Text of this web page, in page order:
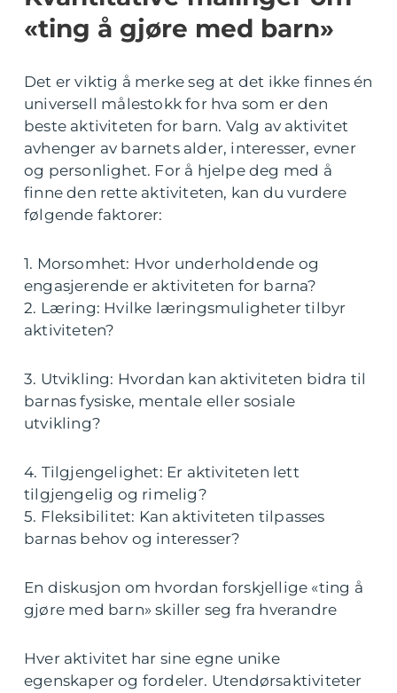
«ting å gjøre med barn»
Det er viktig å merke seg at det ikke finnes én
universell målestokk for hva som er den
beste aktiviteten for barn. Valg av aktivitet
avhenger av barnets alder, interesser, evner
og personlighet. For å hjelpe deg med å
finne den rette aktiviteten, kan du vurdere
følgende faktorer:
1. Morsomhet: Hvor underholdende og
engasjerende er aktiviteten for barna?
2. Læring: Hvilke læringsmuligheter tilbyr
aktiviteten?
3. Utvikling: Hvordan kan aktiviteten bidra til
barnas fysiske, mentale eller sosiale
utvikling?
4. Tilgjengelighet: Er aktiviteten lett
tilgjengelig og rimelig?
5. Fleksibilitet: Kan aktiviteten tilpasses
barnas behov og interesser?
En diskusjon om hvordan forskjellige «ting å
gjøre med barn» skiller seg fra hverandre
Hver aktivitet har sine egne unike
egenskaper og fordeler. Utendørsaktiviteter